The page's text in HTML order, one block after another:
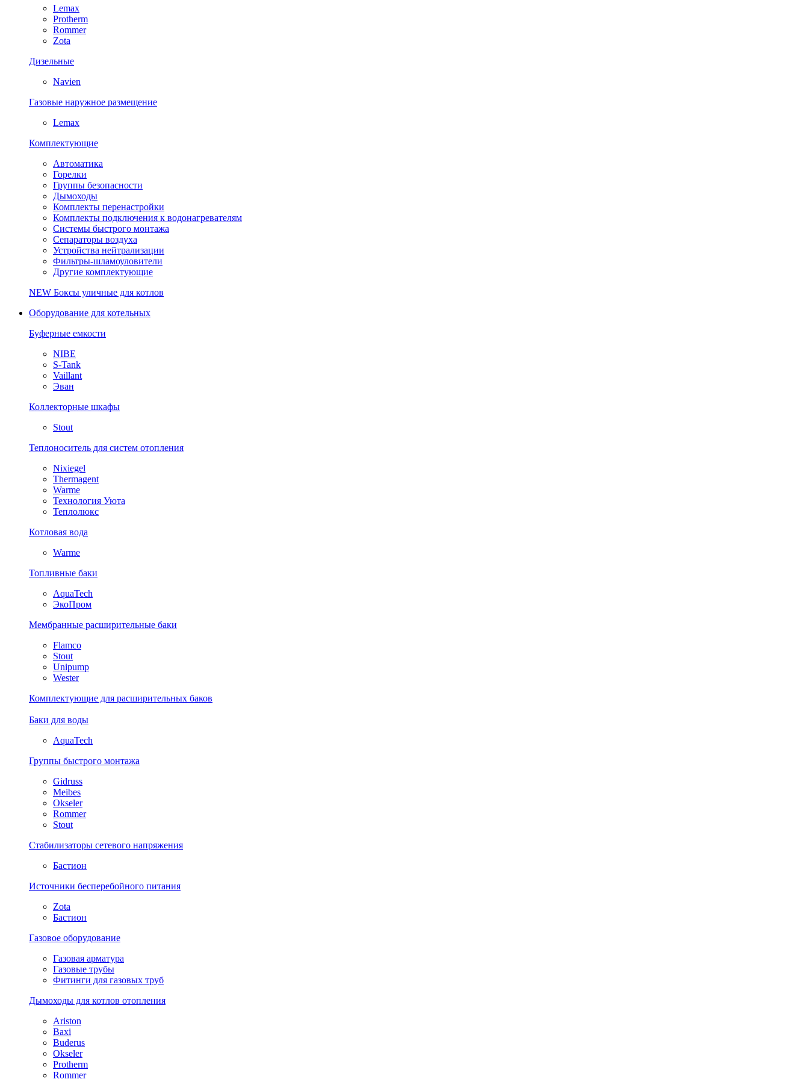
Lemax
Protherm
Rommer
Zota
Дизельные
Navien
Газовые наружное размещение
Lemax
Комплектующие
Автоматика
Горелки
Группы безопасности
Дымоходы
Комплекты перенастройки
Комплекты подключения к водонагревателям
Системы быстрого монтажа
Сепараторы воздуха
Устройства нейтрализации
Фильтры-шламоуловители
Другие комплектующие
NEW Боксы уличные для котлов
Оборудование для котельных
Буферные емкости
NIBE
S-Tank
Vaillant
Эван
Коллекторные шкафы
Stout
Теплоноситель для систем отопления
Nixiegel
Thermagent
Warme
Технология Уюта
Теплолюкс
Котловая вода
Warme
Топливные баки
AquaTech
ЭкоПром
Мембранные расширительные баки
Flamco
Stout
Unipump
Wester
Комплектующие для расширительных баков
Баки для воды
AquaTech
Группы быстрого монтажа
Gidruss
Meibes
Okseler
Rommer
Stout
Стабилизаторы сетевого напряжения
Бастион
Источники бесперебойного питания
Zota
Бастион
Газовое оборудование
Газовая арматура
Газовые трубы
Фитинги для газовых труб
Дымоходы для котлов отопления
Ariston
Baxi
Buderus
Okseler
Protherm
Rommer